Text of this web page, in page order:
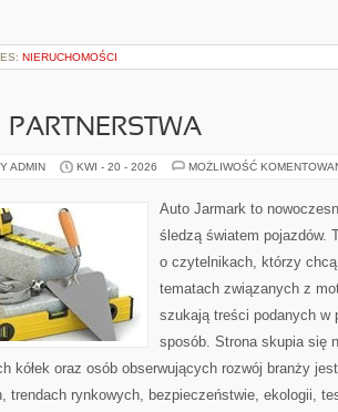
NIERUCHOMOŚCI
PARTNERSTWA
ADMIN KWI - 20 - 2026 MOŻLIWOŚĆ
Auto Jarmark to
śledzą światem pojazdów.
o czytelnikach, którzy
tematach związanych z
szukają treści podanych w
sposób. Strona skupia się
kółek oraz osób obserwujących rozwój branży
trendach rynkowych, bezpieczeństwie, ekologii,